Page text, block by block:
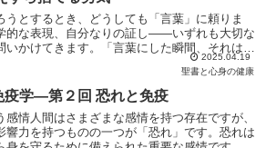
うとするとき、どうしても「言葉」に頼りま
的な表現、自分なりの証し――いずれも大切な
いかけてきます。「言葉にした瞬間、それはも
言葉は、一見すると信仰そのものを否定...
2025.04.19
聖書と心身の健康
疫学―第２回 恐れと免疫
情人間はさまざまな感情を持つ存在ですが、
響力を持つものの一つが「恐れ」です。恐れは